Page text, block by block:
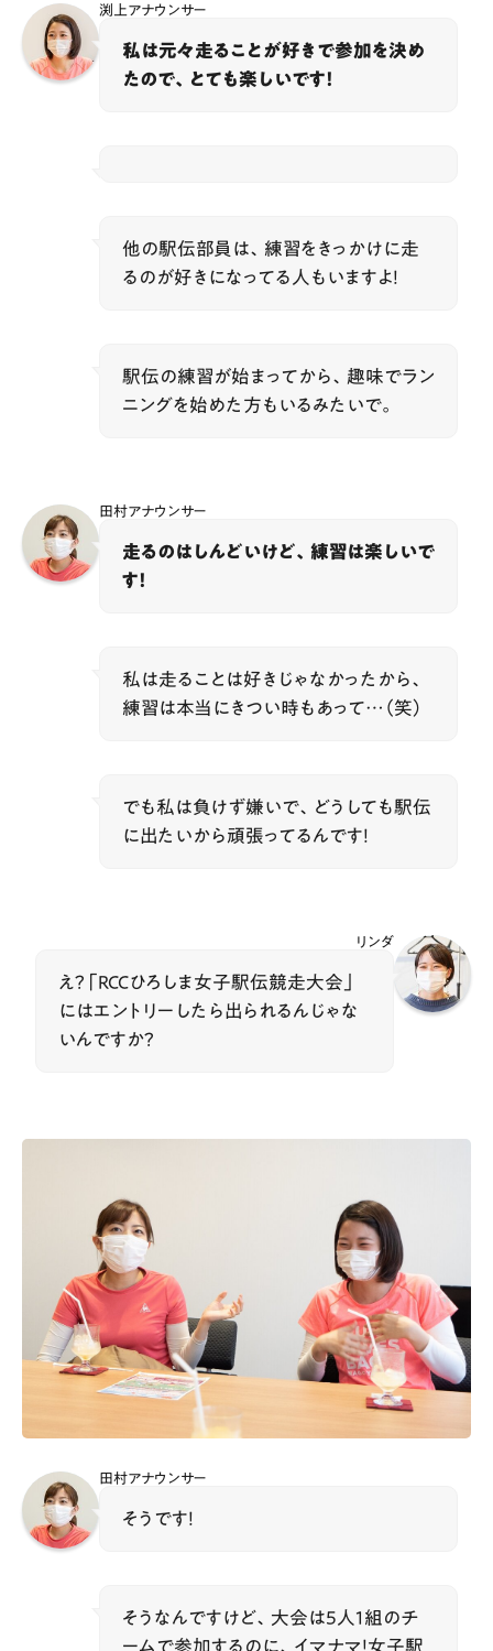
渕上アナウンサー
私は元々走ることが好きで参加を決め
たので、とても楽しいです！
他の駅伝部員は、練習をきっかけに走
るのが好きになってる人もいますよ！
駅伝の練習が始まってから、趣味でラン
ニングを始めた方もいるみたいで。
田村アナウンサー
走るのはしんどいけど、練習は楽しいで
す！
私は走ることは好きじゃなかったから、
練習は本当にきつい時もあって…（笑）
でも私は負けず嫌いで、どうしても駅伝
に出たいから頑張ってるんです！
リンダ
え？「RCCひろしま女子駅伝競走大会」
にはエントリーしたら出られるんじゃな
いんですか？
田村アナウンサー
そうです！
そうなんですけど、大会は5人1組のチ
ームで参加するのに、イマナマ！女子駅